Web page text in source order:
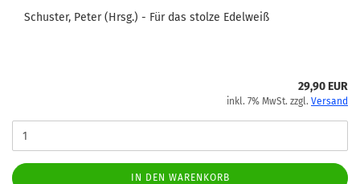
Schuster, Peter (Hrsg.) - Für das stolze Edelweiß
29,90 EUR
inkl. 7% MwSt. zzgl. Versand
IN DEN WARENKORB